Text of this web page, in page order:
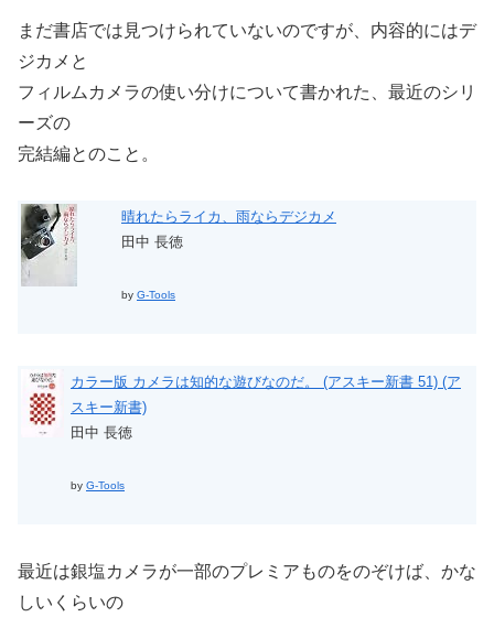
まだ書店では見つけられていないのですが、内容的にはデ
ジカメと
フィルムカメラの使い分けについて書かれた、最近のシリ
ーズの
完結編とのこと。
晴れたらライカ、雨ならデジカメ
田中 長徳
by G-Tools
カラー版 カメラは知的な遊びなのだ。 (アスキー新書 51) (ア
スキー新書)
田中 長徳
by G-Tools
最近は銀塩カメラが一部のプレミアものをのぞけば、かな
しいくらいの